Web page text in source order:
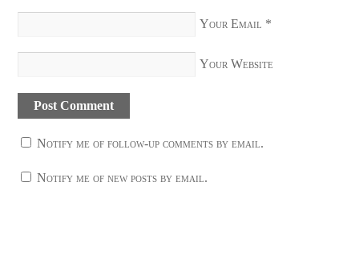
Your Email *
Your Website
Notify me of follow-up comments by email.
Notify me of new posts by email.